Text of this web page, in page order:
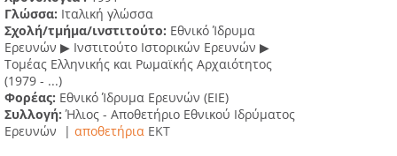
Γλώσσα: Ιταλική γλώσσα
Σχολή/τμήμα/ινστιτούτο: Εθνικό Ίδρυμα
Ερευνών ▶ Ινστιτούτο Ιστορικών Ερευνών ▶
Τομέας Ελληνικής και Ρωμαϊκής Αρχαιότητος
(1979 - ...)
Φορέας: Εθνικό Ίδρυμα Ερευνών (ΕΙΕ)
Συλλογή:Ήλιος - Αποθετήριο Εθνικού Ιδρύματος
Ερευνών | αποθετήρια EKT